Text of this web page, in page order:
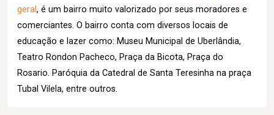
geral, é um bairro muito valorizado por seus moradores e
comerciantes. O bairro conta com diversos locais de
educação e lazer como: Museu Municipal de Uberlândia,
Teatro Rondon Pacheco, Praça da Bicota, Praça do
Rosario. Paróquia da Catedral de Santa Teresinha na praça
Tubal Vilela, entre outros.